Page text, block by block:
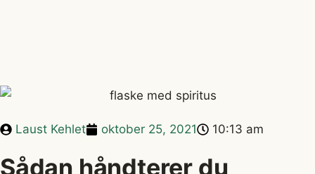
Laust Kehlet oktober 25, 2021 10:13 am
Sådan håndterer du